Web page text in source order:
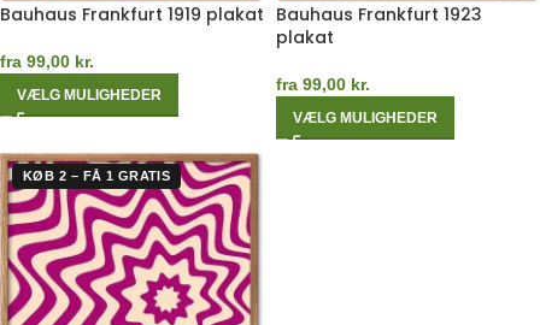
Bauhaus Frankfurt 1919 plakat
fra 99,00 kr.
VÆLG MULIGHEDER
Bauhaus Frankfurt 1923
plakat
fra 99,00 kr.
VÆLG MULIGHEDER
KØB 2 – FÅ 1 GRATIS